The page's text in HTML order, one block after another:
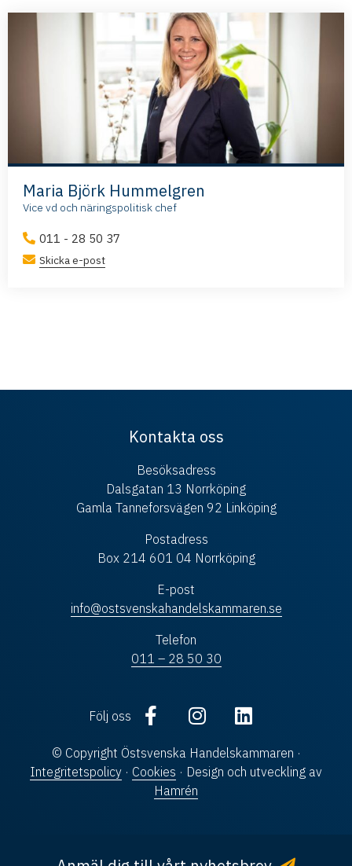
Maria Björk Hummelgren
Vice vd och näringspolitisk chef
011 - 28 50 37
Skicka e-post
Kontakta oss
Besöksadress
Dalsgatan 13 Norrköping
Gamla Tanneforsvägen 92 Linköping
Postadress
Box 214 601 04 Norrköping
E-post
info@ostsvenskahandelskammaren.se
Telefon
011 – 28 50 30
Följ oss
© Copyright Östsvenska Handelskammaren ·
Integritetspolicy · Cookies · Design och utveckling av
Hamrén